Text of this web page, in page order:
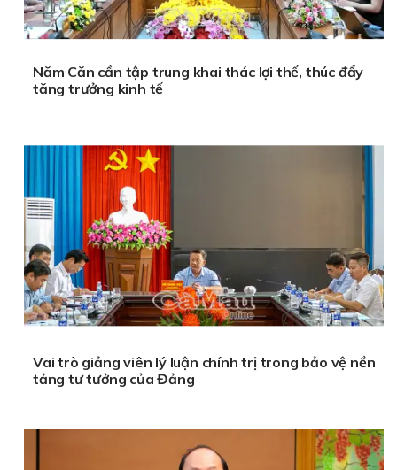
Năm Căn cần tập trung khai thác lợi thế, thúc đẩy
tăng trưởng kinh tế
Vai trò giảng viên lý luận chính trị trong bảo vệ nền
tảng tư tưởng của Đảng